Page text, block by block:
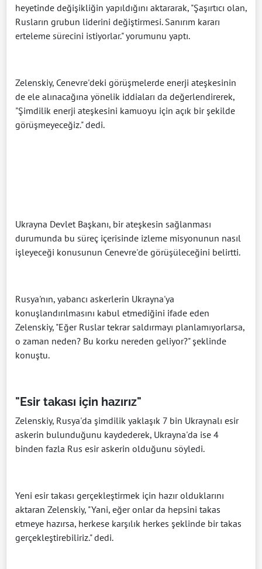
heyetinde değişikliğin yapıldığını aktararak, "Şaşırtıcı olan,
Rusların grubun liderini değiştirmesi. Sanırım kararı
erteleme sürecini istiyorlar." yorumunu yaptı.
Zelenskiy, Cenevre'deki görüşmelerde enerji ateşkesinin
de ele alınacağına yönelik iddiaları da değerlendirerek,
"Şimdilik enerji ateşkesini kamuoyu için açık bir şekilde
görüşmeyeceğiz." dedi.
Ukrayna Devlet Başkanı, bir ateşkesin sağlanması
durumunda bu süreç içerisinde izleme misyonunun nasıl
işleyeceği konusunun Cenevre'de görüşüleceğini belirtti.
Rusya'nın, yabancı askerlerin Ukrayna'ya
konuşlandırılmasını kabul etmediğini ifade eden
Zelenskiy, "Eğer Ruslar tekrar saldırmayı planlamıyorlarsa,
o zaman neden? Bu korku nereden geliyor?" şeklinde
konuştu.
"Esir takası için hazırız"
Zelenskiy, Rusya'da şimdilik yaklaşık 7 bin Ukraynalı esir
askerin bulunduğunu kaydederek, Ukrayna'da ise 4
binden fazla Rus esir askerin olduğunu söyledi.
Yeni esir takası gerçekleştirmek için hazır olduklarını
aktaran Zelenskiy, "Yani, eğer onlar da hepsini takas
etmeye hazırsa, herkese karşılık herkes şeklinde bir takas
gerçekleştirebiliriz." dedi.